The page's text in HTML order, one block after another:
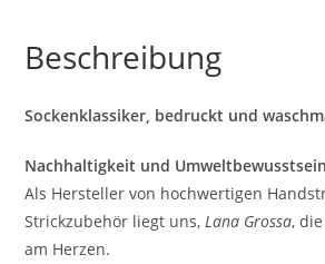
Beschreibung
Sockenklassiker, bedruckt und
Nachhaltigkeit und
Als Hersteller von hochwertigen
Strickzubehör liegt uns,Lana Grossa,
am Herzen.